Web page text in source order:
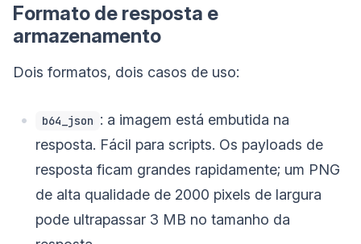
Formato de resposta e
armazenamento
Dois formatos, dois casos de uso:
b64_json : a imagem está embutida na
resposta. Fácil para scripts. Os payloads de
resposta ficam grandes rapidamente; um PNG
de alta qualidade de 2000 pixels de largura
pode ultrapassar 3 MB no tamanho da